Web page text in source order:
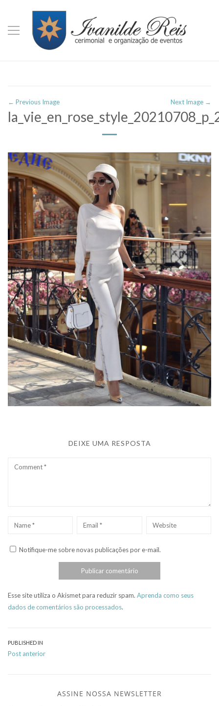
← Previous Image Next Image →
DEIXE UMA RESPOSTA
Comment
Name Email Website
Notifique-me sobre novas publicações por e-mail.
Esse site utiliza o Akismet para reduzir spam. Aprenda como seus
dados de comentários são processados.
Navegação
de
PUBLISHED IN
Post anterior
ASSINE NOSSA NEWSLETTER